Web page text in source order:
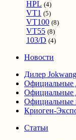
HPL (4)
VT1 (5)
VT100 (8)
VT55 (8)
103/D (4)
Новости
Дилер Jokwang
Официальные
Официальные
Официальные
Криоген-
Статьи